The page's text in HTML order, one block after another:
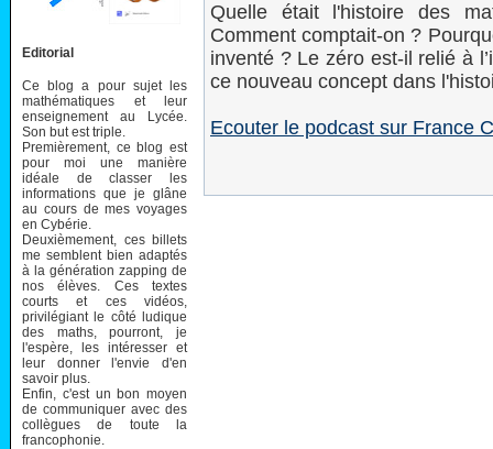
Editorial
Ce blog a pour sujet les
mathématiques et leur
enseignement au Lycée.
Son but est triple.
Premièrement, ce blog est
pour moi une manière
idéale de classer les
informations que je glâne
au cours de mes voyages
en Cybérie.
Deuxièmement, ces billets
me semblent bien adaptés
à la génération zapping de
nos élèves. Ces textes
courts et ces vidéos,
privilégiant le côté ludique
des maths, pourront, je
l'espère, les intéresser et
leur donner l'envie d'en
savoir plus.
Enfin, c'est un bon moyen
de communiquer avec des
collègues de toute la
francophonie.
Quelle était l'histoire des
Comment comptait-on ?
inventé ? Le zéro est-il relié à
ce nouveau concept dans
Ecouter le podcast sur France